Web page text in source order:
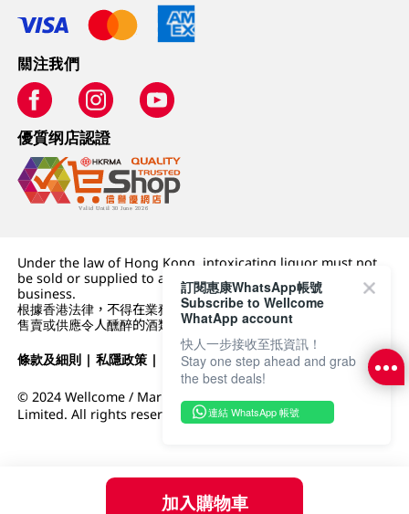
加入購物車
關注我們
優質纲店認證
Under the law of Hong Kong, intoxicating liquor must not
be sold or supplied to a minor (under 18) in the course of
business.
根據香港法律，不得在業務過程中，向未成年人 (18 歲以下人士)
售賣或供應令人醺醉的酒類。
條款及細則 |私隱政策 | DFI零售集團
© 2024 Wellcome / Market Place. The Dairy Farm Company
Limited. All rights reserved.
訂閱惠康WhatsApp帳號
Subscribe to Wellcome
WhatApp account
快人一步接收至抵資訊！
Stay one step ahead and grab
the best deals!
連結 WhatsApp 帳號